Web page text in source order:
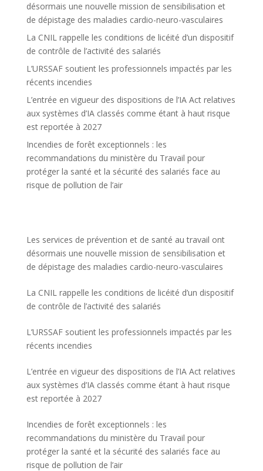
désormais une nouvelle mission de sensibilisation et
de dépistage des maladies cardio-neuro-vasculaires
La CNIL rappelle les conditions de licéité d’un dispositif
de contrôle de l’activité des salariés
L’URSSAF soutient les professionnels impactés par les
récents incendies
L’entrée en vigueur des dispositions de l’IA Act relatives
aux systèmes d’IA classés comme étant à haut risque
est reportée à 2027
Incendies de forêt exceptionnels : les
recommandations du ministère du Travail pour
protéger la santé et la sécurité des salariés face au
risque de pollution de l’air
Les services de prévention et de santé au travail ont
désormais une nouvelle mission de sensibilisation et
de dépistage des maladies cardio-neuro-vasculaires
La CNIL rappelle les conditions de licéité d’un dispositif
de contrôle de l’activité des salariés
L’URSSAF soutient les professionnels impactés par les
récents incendies
L’entrée en vigueur des dispositions de l’IA Act relatives
aux systèmes d’IA classés comme étant à haut risque
est reportée à 2027
Incendies de forêt exceptionnels : les
recommandations du ministère du Travail pour
protéger la santé et la sécurité des salariés face au
risque de pollution de l’air